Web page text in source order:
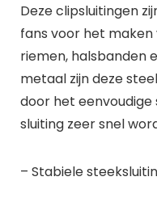
Deze clipsluitingen
fans voor het
riemen, halsbanden
metaal zijn deze
door het
sluiting zeer snel
– Stabiele